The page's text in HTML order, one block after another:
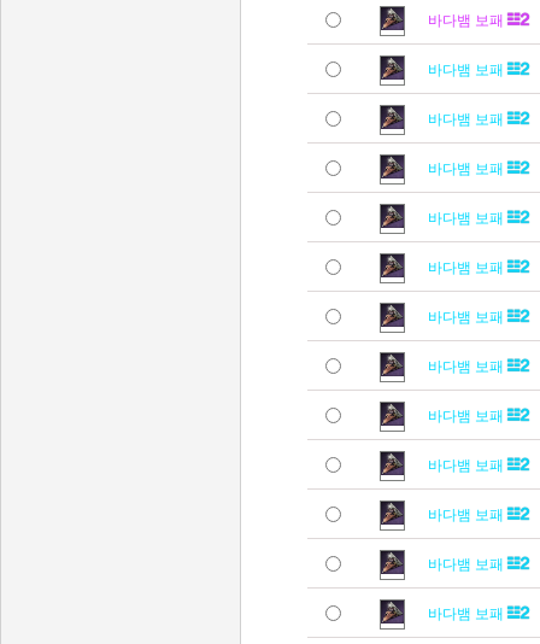
바다뱀 보패
바다뱀 보패
바다뱀 보패
바다뱀 보패
바다뱀 보패
바다뱀 보패
바다뱀 보패
바다뱀 보패
바다뱀 보패
바다뱀 보패
바다뱀 보패
바다뱀 보패
바다뱀 보패